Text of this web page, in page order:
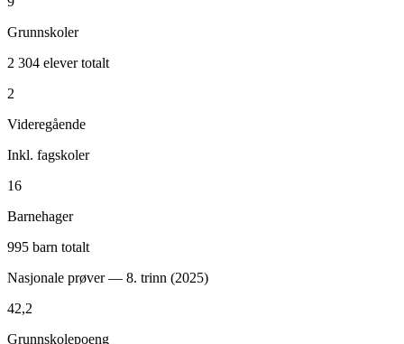
Grunnskoler
2 304 elever totalt
2
Videregående
Inkl. fagskoler
16
Barnehager
995 barn totalt
Nasjonale prøver — 8. trinn (2025)
42,2
Grunnskolepoeng